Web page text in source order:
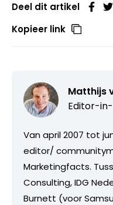
Deel dit artikel
Kopieer link
Matthijs
Editor-
Van april 2007 tot
editor/
Marketingfacts.
Consulting, IDG
Burnett (voor